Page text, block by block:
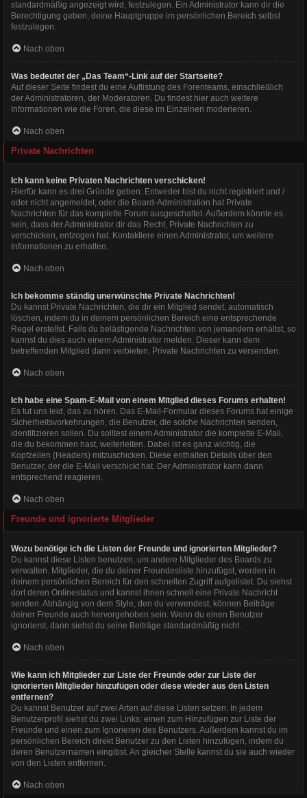
standardmäßig angezeigt wird, festzulegen. Ein Administrator kann dir die
Berechtigung geben, deine Hauptgruppe im persönlichen Bereich selbst
festzulegen.
Nach oben
Was bedeutet der „Das Team“-Link auf der Startseite?
Auf dieser Seite findest du eine Auflistung des Forenteams, einschließlich
der Administratoren, der Moderatoren. Du findest hier auch weitere
Informationen wie die Foren, die diese im Einzelnen moderieren.
Nach oben
Private Nachrichten
Ich kann keine Privaten Nachrichten verschicken!
Hierfür kann es drei Gründe geben: Entweder bist du nicht registriert und /
oder nicht angemeldet, oder die Board-Administration hat Private
Nachrichten für das komplette Forum ausgeschaltet. Außerdem könnte es
sein, dass der Administrator dir das Recht, Private Nachrichten zu
verschicken, entzogen hat. Kontaktiere einen Administrator, um weitere
Informationen zu erhalten.
Nach oben
Ich bekomme ständig unerwünschte Private Nachrichten!
Du kannst Private Nachrichten, die dir ein Mitglied sendet, automatisch
löschen, indem du in deinem persönlichen Bereich eine entsprechende
Regel erstellst. Falls du belästigende Nachrichten von jemandem erhältst, so
kannst du dies auch einem Administrator melden. Dieser kann dem
betreffenden Mitglied dann verbieten, Private Nachrichten zu versenden.
Nach oben
Ich habe eine Spam-E-Mail von einem Mitglied dieses Forums erhalten!
Es tut uns leid, das zu hören. Das E-Mail-Formular dieses Forums hat einige
Sicherheitsvorkehrungen, die Benutzer, die solche Nachrichten senden,
identifizieren sollen. Du solltest einem Administrator die komplette E-Mail,
die du bekommen hast, weiterleiten. Dabei ist es ganz wichtig, die
Kopfzeilen (Headers) mitzuschicken. Diese enthalten Details über den
Benutzer, der die E-Mail verschickt hat. Der Administrator kann dann
entsprechend reagieren.
Nach oben
Freunde und ignorierte Mitglieder
Wozu benötige ich die Listen der Freunde und ignorierten Mitglieder?
Du kannst diese Listen benutzen, um andere Mitglieder des Boards zu
verwalten. Mitglieder, die du deiner Freundesliste hinzufügst, werden in
deinem persönlichen Bereich für den schnellen Zugriff aufgelistet. Du siehst
dort deren Onlinestatus und kannst ihnen schnell eine Private Nachricht
senden. Abhängig von dem Style, den du verwendest, können Beiträge
deiner Freunde auch hervorgehoben sein. Wenn du einen Benutzer
ignorierst, dann siehst du seine Beiträge standardmäßig nicht.
Nach oben
Wie kann ich Mitglieder zur Liste der Freunde oder zur Liste der
ignorierten Mitglieder hinzufügen oder diese wieder aus den Listen
entfernen?
Du kannst Benutzer auf zwei Arten auf diese Listen setzen: In jedem
Benutzerprofil siehst du zwei Links: einen zum Hinzufügen zur Liste der
Freunde und einen zum Ignorieren des Benutzers. Außerdem kannst du im
persönlichen Bereich direkt Benutzer zu den Listen hinzufügen, indem du
deren Benutzernamen eingibst. An gleicher Stelle kannst du sie auch wieder
von den Listen entfernen.
Nach oben